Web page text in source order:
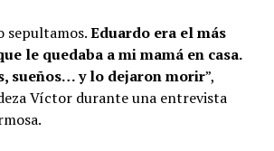
sepultamos.Eduardo era el más
le quedaba a mi mamá en casa.
sueños… y lo dejaron morir”,
Víctor durante una entrevista